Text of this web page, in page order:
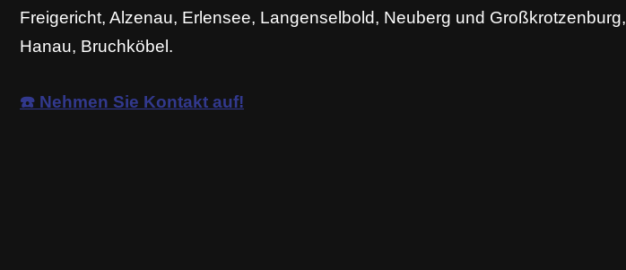
Freigericht, Alzenau, Erlensee, Langenselbold, Neuberg und Großkrotzenburg,
Hanau, Bruchköbel.
☎️ Nehmen Sie Kontakt auf!